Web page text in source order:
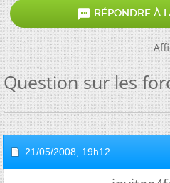
 RÉPONDRE À
Question sur les
21/05/2008, 19h12